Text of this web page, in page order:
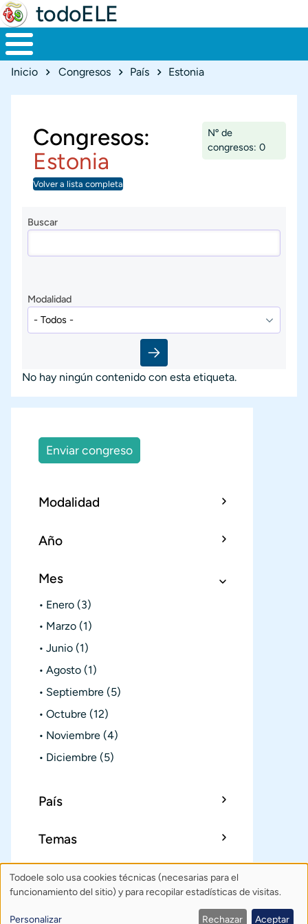
todoELE
Ruta de navegación
Inicio Congresos País Estonia
Congresos:
Estonia
Nº de
congresos: 0
Volver a lista completa
Buscar
Modalidad
No hay ningún contenido con esta etiqueta.
Enviar congreso
Modalidad
Año
Mes
Enero (3)
Marzo (1)
Junio (1)
Agosto (1)
Septiembre (5)
Octubre (12)
Noviembre (4)
Diciembre (5)
País
Temas
Sobre TodoeleÍndice Publica
Uso
Todoele solo usa cookies técnicas (necesarias para el
funcionamiento del sitio) y para recopilar estadísticas de visitas.
Personalizar Rechazar Aceptar